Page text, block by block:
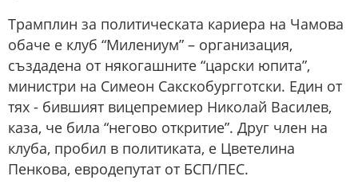
Трамплин за политическата кариера на Чамова
обаче е клуб “Милениум” – организация,
създадена от някогашните “царски юпита”,
министри на Симеон Сакскобургготски. Един от
тях - бившият вицепремиер Николай Василев,
каза, че била “негово откритие”. Друг член на
клуба, пробил в политиката, е Цветелина
Пенкова, евродепутат от БСП/ПЕС.